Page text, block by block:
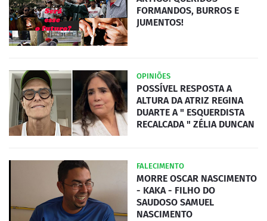
FORMANDOS, BURROS E
JUMENTOS!
OPINIÕES
POSSÍVEL RESPOSTA A
ALTURA DA ATRIZ REGINA
DUARTE A " ESQUERDISTA
RECALCADA " ZÉLIA DUNCAN
FALECIMENTO
MORRE OSCAR NASCIMENTO
- KAKA - FILHO DO
SAUDOSO SAMUEL
NASCIMENTO